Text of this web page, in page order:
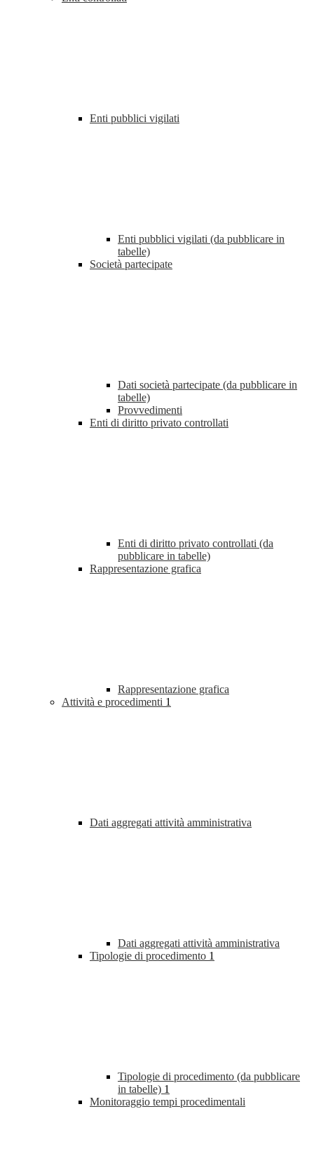
Enti pubblici vigilati
Enti pubblici vigilati (da pubblicare in
tabelle)
Società partecipate
Dati società partecipate (da pubblicare in
tabelle)
Provvedimenti
Enti di diritto privato controllati
Enti di diritto privato controllati (da
pubblicare in tabelle)
Rappresentazione grafica
Rappresentazione grafica
Attività e procedimenti 1
Dati aggregati attività amministrativa
Dati aggregati attività amministrativa
Tipologie di procedimento 1
Tipologie di procedimento (da pubblicare
in tabelle) 1
Monitoraggio tempi procedimentali